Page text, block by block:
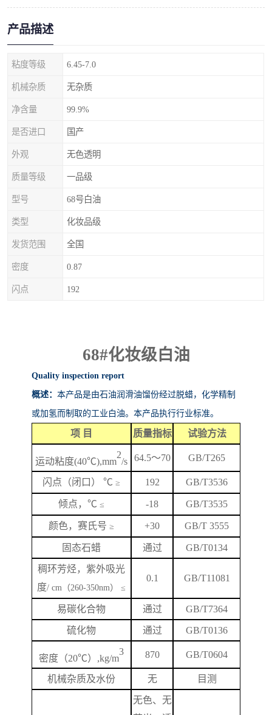
产品描述
粘度等级 6.45-7.0
机械杂质 无杂质
净含量 99.9%
是否进口 国产
外观 无色透明
质量等级 一品级
型号 68号白油
类型 化妆品级
发货范围 全国
密度 0.87
闪点 192
68#化妆级白油
Quality inspection report
概述： 本产品是由石油润滑油馏份经过脱蜡，化学精制
或加氢而制取的工业白油。本产品执行行业标准。
项 目 质量指标 试验方法
运动粘度(40℃),mm
2
/s 64.5～70 GB/T265
闪 点 （闭口） ℃ ≥ 192 GB/T3536
倾点， ℃ ≤ -18 GB/T3535
颜色，赛氏号 ≥ +30 GB/T 3555
固态石蜡 通过 GB/T0134
稠环芳烃，紫外吸光
度/ cm（260-350nm） ≤
0.1 GB/T11081
易碳化合物 通过 GB/T7364
硫化物 通过 GB/T0136
密度（20℃）,kg/m
3 870 GB/T0604
机械杂质及水份 无 目测
无色、无